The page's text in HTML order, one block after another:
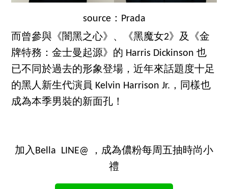
source：Prada
而曾參與《闇黑之心》、《黑魔女2》及《金
牌特務：金士曼起源》的 Harris Dickinson 也
已不同於過去的形象登場，近年來話題度十足
的黑人新生代演員 Kelvin Harrison Jr.，同樣也
成為本季男裝的新面孔！
加入Bella LINE@ ，成為儂粉每周五抽時尚小
禮